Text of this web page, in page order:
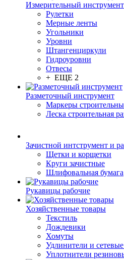
Измерительный инструмент
Рулетки
Мерные ленты
Угольники
Уровни
Штангенциркули
Гидроуровни
Отвесы
+ ЕЩЕ 2
Разметочный инструмент
Маркеры
Леска строительная
Зачистной интструмент и
Щетки и корщетки
Круги зачистные
Шлифовальная бумага
Рукавицы рабочие
Хозяйственные товары
Текстиль
Дождевики
Хомуты
Удлинители и
Уплотнители